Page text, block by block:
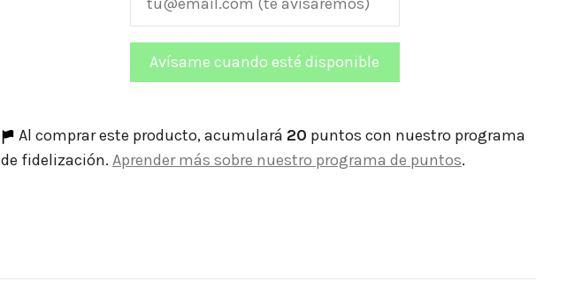
Al comprar este producto, acumulará 20 puntos con nuestro programa
de fidelización. Aprender más sobre nuestro programa de puntos.